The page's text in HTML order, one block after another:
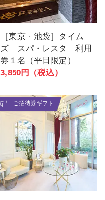
［東京・池袋］タイム
ズ スパ・レスタ 利用
券１名（平日限定）
3,850円（税込）
ご招待券ギフト